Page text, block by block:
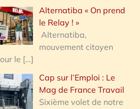
Alternatiba « On prend
le Relay ! »
Alternatiba,
mouvement citoyen
le […]
Cap sur l’Emploi : Le
Mag de France Travail
Sixième volet de notre